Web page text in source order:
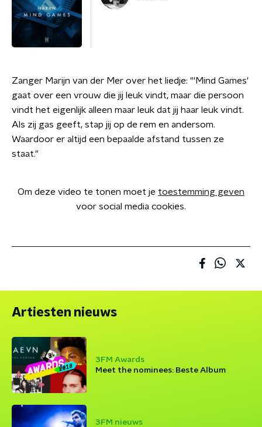
Zanger Marijn van der Mer over het liedje: "'Mind Games'
gaat over een vrouw die jij leuk vindt, maar die persoon
vindt het eigenlijk alleen maar leuk dat jij haar leuk vindt.
Als zij gas geeft, stap jij op de rem en andersom.
Waardoor er altijd een bepaalde afstand tussen ze
staat."
Om deze video te tonen moet je toestemming geven
voor social media cookies.
Artiesten nieuws
3FM Awards
Meet the nominees: Beste Album
3FM nieuws